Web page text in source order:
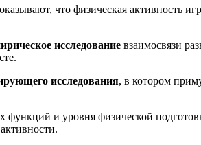
что физическая активность
исследование взаимосвязи
исследования, в котором
и уровня физической